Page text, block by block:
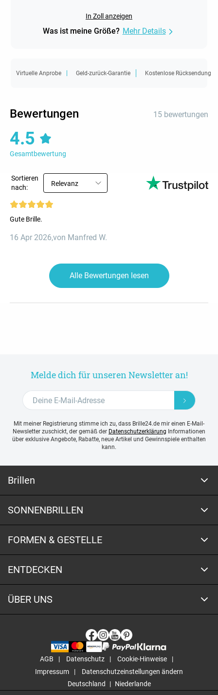
In Zoll anzeigen
Was ist meine Größe? Mehr Details
Virtuelle Anprobe Geld-zurück-Garantie Kostenlose Rücksendung
Bewertungen 15 bewertungen
4.5
Gesamtbewertung
Sortieren
nach:
Relevanz
Gute Brille.
16 Apr 2026,von Manfred W.
Alle Bewertungen lesen
Melde dich für unseren Newsletter an!
Mit meiner Registrierung stimme ich zu, dass Brille24.de mir einen E-Mail-
Newsletter zuschickt, der gemäß der Datenschutzerklärung Informationen
über exklusive Angebote, Rabatte, neue Artikel und Gewinnspiele enthalten
kann.
Brillen
SONNENBRILLEN
FORMEN & GESTELLE
ENTDECKEN
ÜBER UNS
AGB Datenschutz
Cookie-Hinweise
Impressum
Datenschutzeinstellungen ändern
Deutschland
Niederlande